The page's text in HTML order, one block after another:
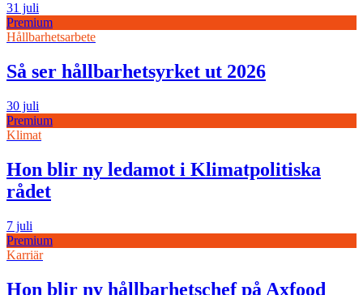
31 juli
Premium
Hållbarhetsarbete
Så ser hållbarhetsyrket ut 2026
30 juli
Premium
Klimat
Hon blir ny ledamot i Klimatpolitiska
rådet
7 juli
Premium
Karriär
Hon blir ny hållbarhetschef på Axfood